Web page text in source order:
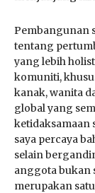
Pembangunan
tentang
yang lebih
komuniti,
kanak, wanita
global yang
ketidaksamaan
saya percaya
selain
anggota bukan
merupakan